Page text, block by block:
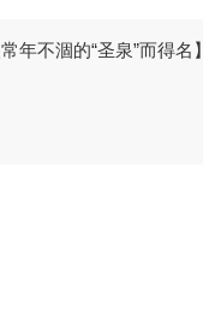
不涸的“圣泉”而得名】